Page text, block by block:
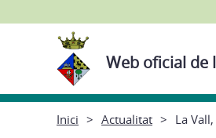
Web oficial de
Inici Actualitat La